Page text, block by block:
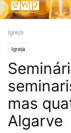
Igreja
Igreja
mas
Algarve